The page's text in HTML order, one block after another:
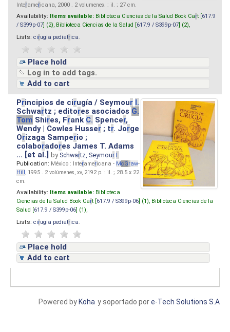
Interamericana, 2000 . 2 volumenes. : il. ; 27 cm.
Availability: Items available: Biblioteca Ciencias de la Salud Book Cart [ 617.9
/ S399p-07 ] (2), Biblioteca Ciencias de la Salud [ 617.9 / S399p-07 ] (2),
Lists: cirugia pediatrica
Place hold
Log in to add tags.
Add to cart
Principios de cirugía / Seymour I.
Schwartz ; editores asociados G.
Tom Shires, Frank C. Spencer,
Wendy | Cowles Husser ; tr. Jorge
Orizaga Samperio ;
colaboradores James T. Adams
... [et al.]by Schwartz, Seymour I.
Publication: México : Interamericana - McGraw-
Hill, 1995 . 2 volúmenes, xv, 2192 p. : il. ; 28.5 x 22
cm.
Availability: Items available: Biblioteca
Ciencias de la Salud Book Cart [ 617.9 / S399p-06 ] (1), Biblioteca Ciencias de la
Salud [ 617.9 / S399p-06 ] (1),
Lists: cirugia pediatrica
Place hold
Add to cart
y soportado pore-Tech Solutions S.A
Powered by Koha